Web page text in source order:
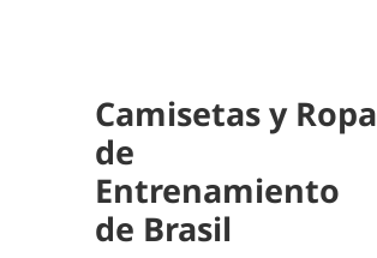
Camisetas y Ropa
de
Entrenamiento
de Brasil